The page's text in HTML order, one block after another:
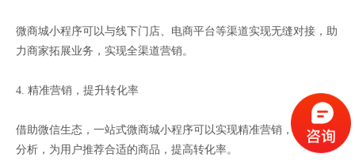
微商城小程序可以与线下门店、电商平台等渠道实现无缝对接，助
力商家拓展业务，实现全渠道营销。
4. 精准营销，提升转化率
借助微信生态，一站式微商城小程序可以实现精准营销，通过数据
分析，为用户推荐合适的商品，提高转化率。